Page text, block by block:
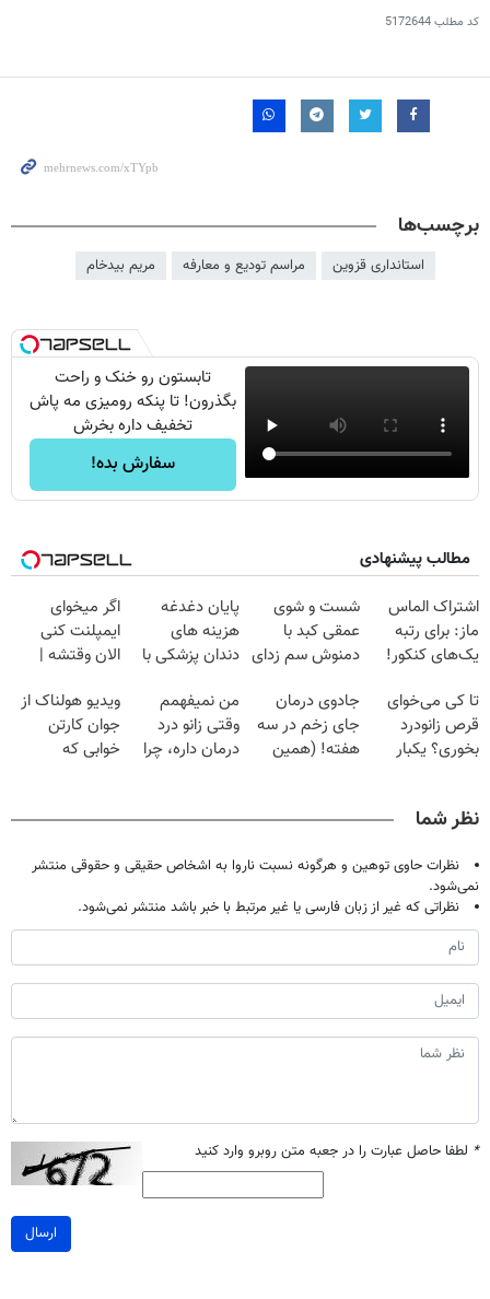
کد مطلب5172644
برچسب‌ها
استانداری قزوین مراسم تودیع و معارفه مریم بیدخام
تابستون رو خنک و راحت
بگذرون! تا پنکه رومیزی مه پاش
تخفیف داره بخرش
سفارش بده!
مطالب پیشنهادی
اشتراک الماس
ماز: برای رتبه
یک‌های کنکور!
شست و شوی
عمقی کبد با
دمنوش سم زدای
پایان دغدغه
هزینه های
دندان پزشکی با
خانگی
اگر میخوای
ایمپلنت کنی
الان وقتشه |
میلیون تومان!!!
تا کی می‌خوای
قرص زانودرد
بخوری؟ یکبار
جادوی درمان
جای زخم در سه
هفته! (همین
من نمیفهمم
وقتی زانو درد
درمان داره، چرا
ویدیو هولناک از
جوان کارتن
خوابی که
نظر شما
نظرات حاوی توهین و هرگونه نسبت ناروا به اشخاص حقیقی و حقوقی منتشر
نمی‌شود.
نظراتی که غیر از زبان فارسی یا غیر مرتبط با خبر باشد منتشر نمی‌شود.
* لطفا حاصل عبارت را در جعبه متن روبرو وارد کنید
ارسال